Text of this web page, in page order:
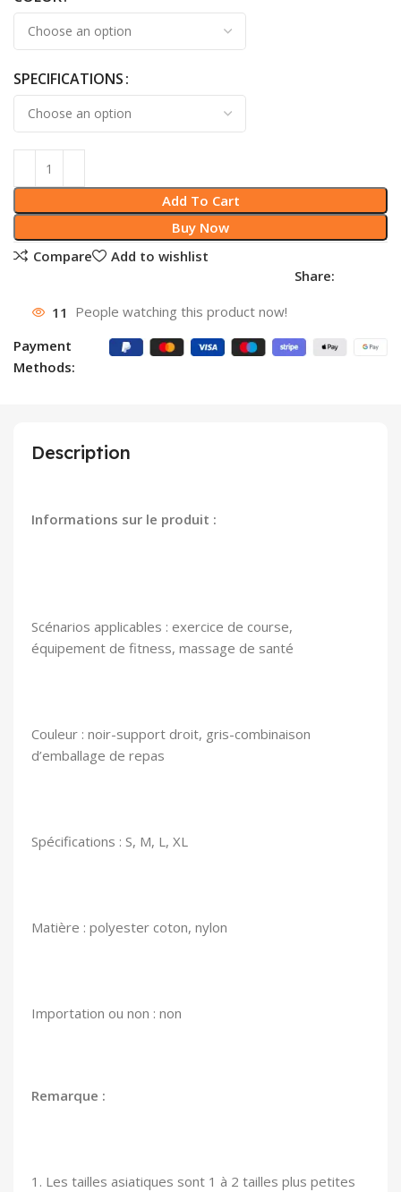
SPECIFICATIONS
Add To Cart
Buy Now
Compare
Add to wishlist
Share:
11 People watching this product now!
Payment
Methods:
Description
Informations sur le produit :
Scénarios applicables : exercice de course,
équipement de fitness, massage de santé
Couleur : noir-support droit, gris-combinaison
d’emballage de repas
Spécifications : S, M, L, XL
Matière : polyester coton, nylon
Importation ou non : non
Remarque :
1. Les tailles asiatiques sont 1 à 2 tailles plus petites